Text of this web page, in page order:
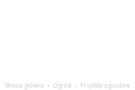
Strona główna Ogród Projekty ogrodów